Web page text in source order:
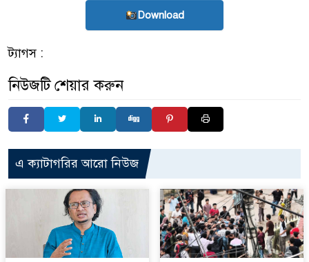
Download
ট্যাগস :
নিউজটি শেয়ার করুন
এ ক্যাটাগরির আরো নিউজ